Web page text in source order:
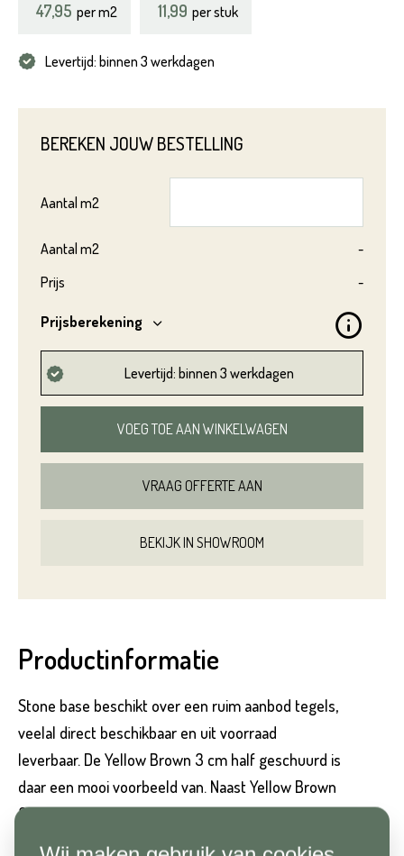
47,95 perm2 11,99 per stuk
Levertijd: binnen 3 werkdagen
BEREKEN JOUW BESTELLING
Aantal m2
Aantal m2
-
Prijs
-
Prijsberekening
Levertijd: binnen 3 werkdagen
VOEG TOE AAN WINKELWAGEN
VRAAG OFFERTE AAN
BEKIJK IN SHOWROOM
Productinformatie
Stone base beschikt over een ruim aanbod tegels,
veelal direct beschikbaar en uit voorraad
leverbaar. De Yellow Brown 3 cm half geschuurd is
daar een mooi voorbeeld van. Naast Yellow Brown
3 cm half geschuurd hebben wij ook natuursteen
Variant*
heeft u nodig?*
Achternaam*
Telefoonnummer*